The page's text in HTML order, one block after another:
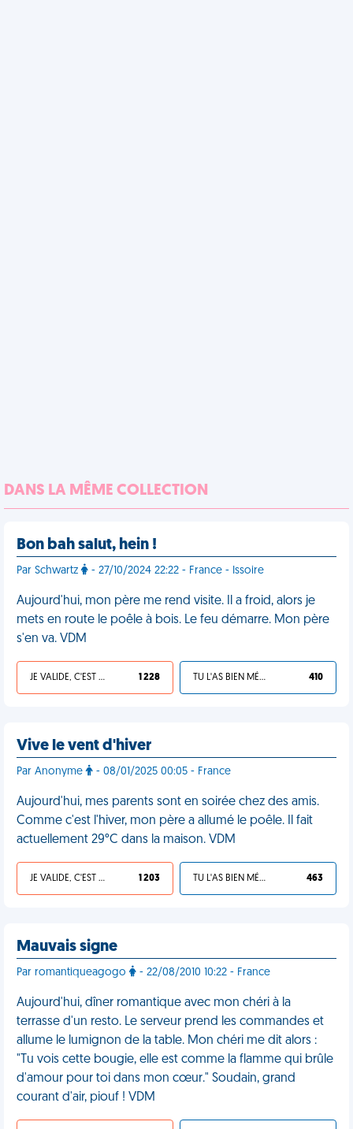
DANS LA MÊME COLLECTION
Bon bah salut, hein !
Par Schwartz - 27/10/2024 22:22 - France - Issoire
Aujourd'hui, mon père me rend visite. Il a froid, alors je
mets en route le poêle à bois. Le feu démarre. Mon père
s'en va. VDM
JE VALIDE, C'EST UNE VDM 1 228 TU L'AS BIEN MÉRITÉ 410
Vive le vent d'hiver
Par Anonyme - 08/01/2025 00:05 - France
Aujourd'hui, mes parents sont en soirée chez des amis.
Comme c'est l'hiver, mon père a allumé le poêle. Il fait
actuellement 29°C dans la maison. VDM
JE VALIDE, C'EST UNE VDM 1 203 TU L'AS BIEN MÉRITÉ 463
Mauvais signe
Par romantiqueagogo - 22/08/2010 10:22 - France
Aujourd'hui, dîner romantique avec mon chéri à la
terrasse d'un resto. Le serveur prend les commandes et
allume le lumignon de la table. Mon chéri me dit alors :
"Tu vois cette bougie, elle est comme la flamme qui brûle
d'amour pour toi dans mon cœur." Soudain, grand
courant d'air, piouf ! VDM